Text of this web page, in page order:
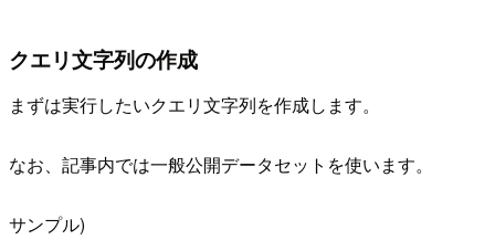
クエリ文字列の作成
まずは実行したいクエリ文字列を作成します。
なお、記事内では一般公開データセットを使います。
サンプル)